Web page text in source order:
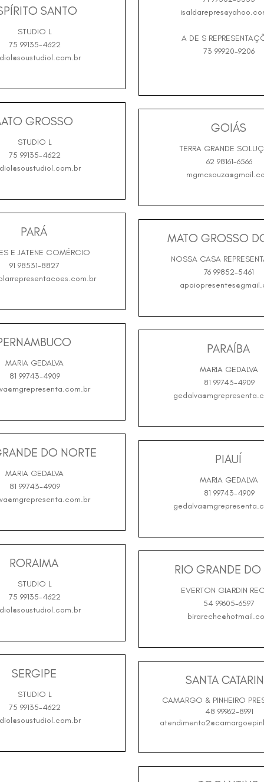
SANTO
STUDIO L
75 99135-4622
GROSSO
STUDIO L
75 99135-4622
PARÁ
E JATENE COMÉRCIO
91 98531-8827
MARIA GEDALVA
81 99743-4909
DO NORTE
MARIA GEDALVA
81 99743-4909
RORAIMA
STUDIO L
75 99135-4622
SERGIPE
STUDIO L
75 99135-4622
A DE S
73 99920-9206
GOIÁS
TERRA GRANDE
62 98161-6566
MATO GROSSO
NOSSA CASA
76 99852-5461
PARAÍBA
MARIA GEDALVA
81 99743-4909
PIAUÍ
MARIA GEDALVA
81 99743-4909
RIO GRANDE DO
EVERTON GIARDIN
54 99605-6597
SANTA
CAMARGO & PINHEIRO
48 99962-8991